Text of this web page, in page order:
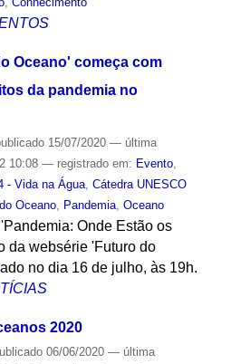
Oceano' começa com
da pandemia no
15/07/2020 — última
10:08 — registrado em: Evento,
- Vida na Água, Cátedra UNESCO
Oceano, Pandemia, Oceano
Onde Estão os
da websérie 'Futuro do
no dia 16 de julho, às 19h.
2020
06/06/2020 — última